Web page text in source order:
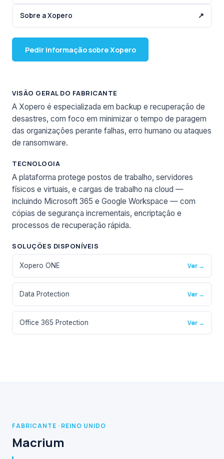
Sobre a Xopero ↗
Pedir informação sobre Xopero
VISÃO GERAL DO FABRICANTE
A Xopero é especializada em backup e recuperação de
desastres, com foco em minimizar o tempo de paragem
das organizações perante falhas, erro humano ou ataques
de ransomware.
TECNOLOGIA
A plataforma protege postos de trabalho, servidores
físicos e virtuais, e cargas de trabalho na cloud —
incluindo Microsoft 365 e Google Workspace — com
cópias de segurança incrementais, encriptação e
processos de recuperação rápida.
SOLUÇÕES DISPONÍVEIS
Xopero ONE Ver →
Data Protection Ver →
Office 365 Protection Ver →
FABRICANTE · REINO UNIDO
Macrium